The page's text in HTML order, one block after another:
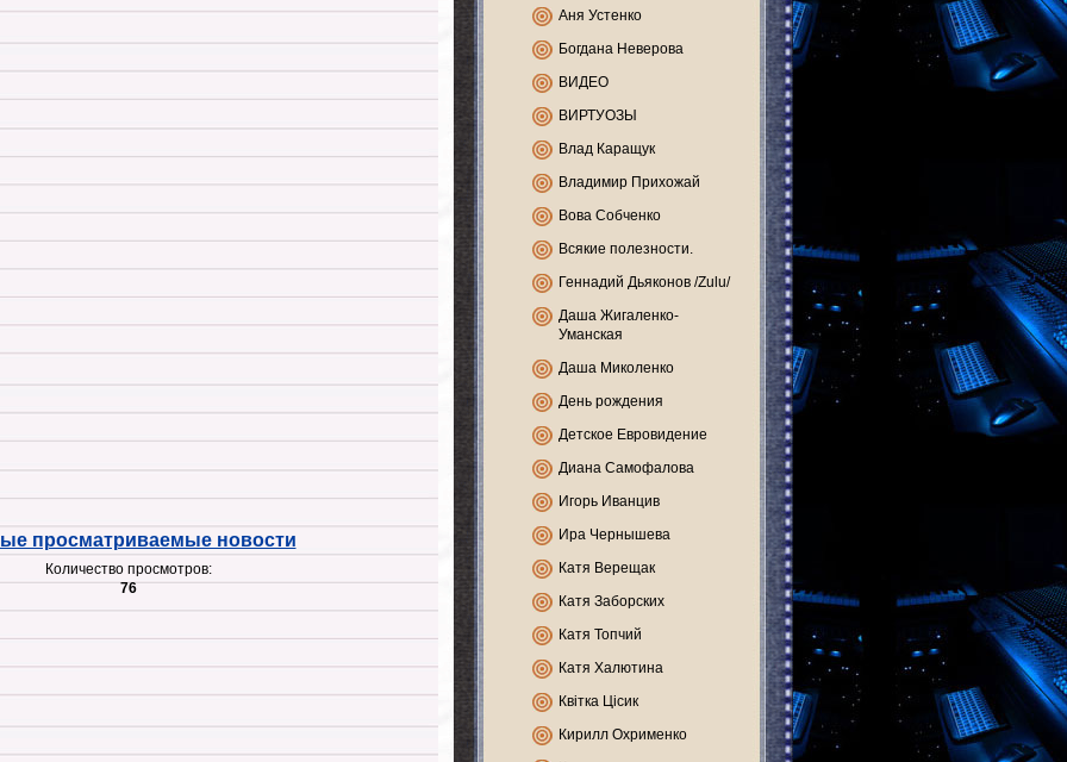
просматриваемые новости
Количество просмотров:
76
Аня Устенко
Богдана Неверова
ВИДЕО
ВИРТУОЗЫ
Влад Каращук
Владимир Прихожай
Вова Собченко
Всякие полезности.
Геннадий Дьяконов /Zulu/
Даша Жигаленко-
Уманская
Даша Миколенко
День рождения
Детское Евровидение
Диана Самофалова
Игорь Иванцив
Ира Чернышева
Катя Верещак
Катя Заборских
Катя Топчий
Катя Халютина
Квітка Цісик
Кирилл Охрименко